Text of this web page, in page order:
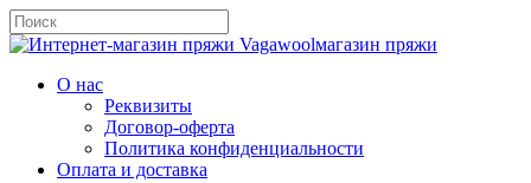
магазин пряжи
О нас
Реквизиты
Договор-оферта
Политика конфиденциальности
Оплата и доставка